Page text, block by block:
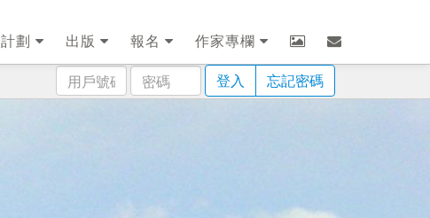
計劃 出版 報名
作家專欄
用
戶
密
碼
登入 忘記密碼